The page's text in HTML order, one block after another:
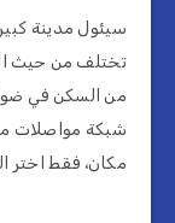
سيئول مدينة
تختلف من حيث
من السكن في
شبكة مواصلات
مكان، فقط اختر